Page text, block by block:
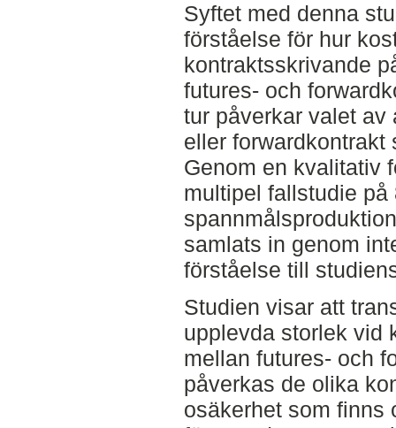
Syftet med denna
förståelse för hur
kontraktsskrivande
futures- och
tur påverkar valet av
eller forwardkontrakt
Genom en kvalitativ
multipel fallstudie
samlats in genom
förståelse till
Studien visar att
upplevda storlek vid
mellan futures- och
påverkas de olika
osäkerhet som finns